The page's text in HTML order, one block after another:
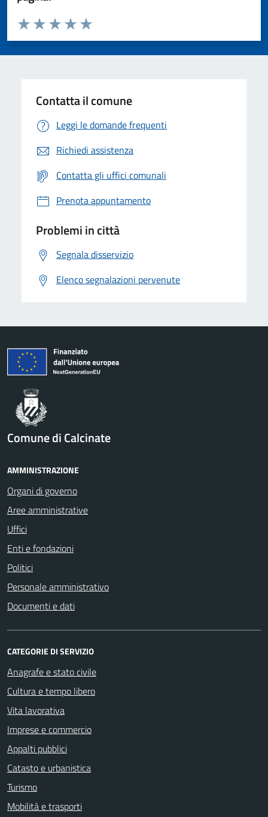
Valuta da 1 a 5 stelle la pagina
Valuta 5 stelle su 5
Valuta 4 stelle su 5
Valuta 3 stelle su 5
Valuta 2 stelle su 5
Valuta 1 stelle su 5
Contatta il comune
Leggi le domande frequenti
Richiedi assistenza
Contatta gli uffici comunali
Prenota appuntamento
Problemi in città
Segnala disservizio
Elenco segnalazioni pervenute
Comune di Calcinate
AMMINISTRAZIONE
Organi di governo
Aree amministrative
Uffici
Enti e fondazioni
Politici
Personale amministrativo
Documenti e dati
CATEGORIE DI SERVIZIO
Anagrafe e stato civile
Cultura e tempo libero
Vita lavorativa
Imprese e commercio
Appalti pubblici
Catasto e urbanistica
Turismo
Mobilità e trasporti